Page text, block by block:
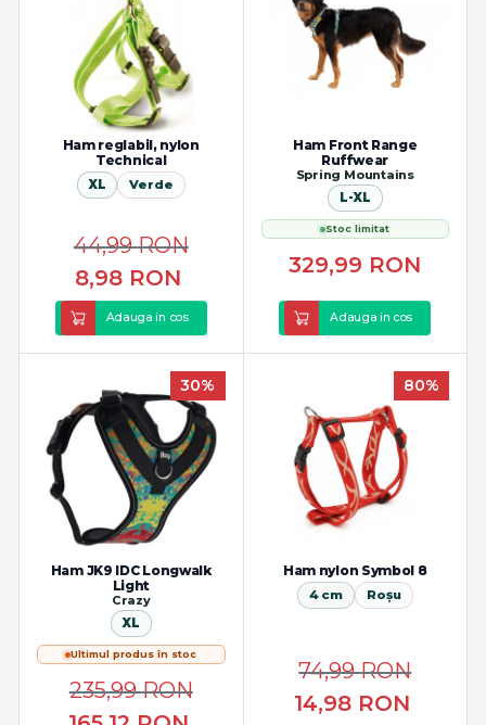
Ham reglabil, nylon
Technical
XL Verde
8,98 RON
44,99RON
Adauga in cos
Ham Front Range
Ruffwear
Spring Mountains
L-XL
Stoc limitat
329,99 RON
Adauga in cos
30%
Ham JK9 IDC Longwalk
Light
Crazy
XL
Ultimul produs în stoc
235,99RON
80%
Ham nylon Symbol 8
4 cm Roșu
14,98 RON
74,99RON